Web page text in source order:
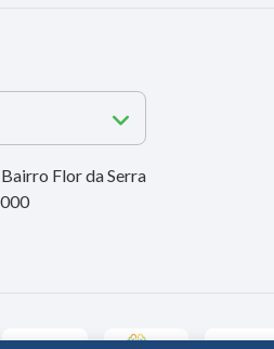
Flor da Serra